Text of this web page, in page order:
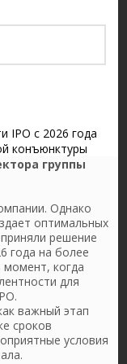
IPO с 2026 года
конъюнктуры
группы
Однако
оптимальных
решение
года на более
когда
для
важный этап
сроков
условия